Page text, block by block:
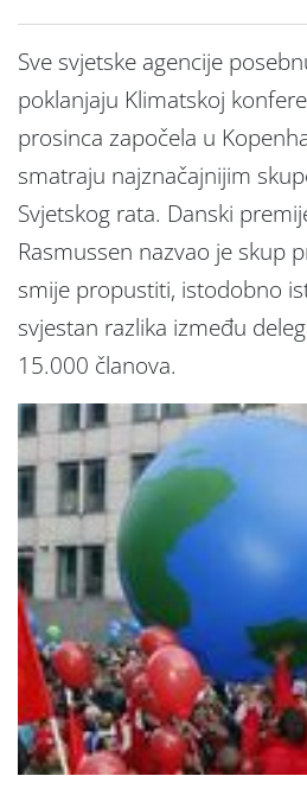
Sve svjetske agencije
poklanjaju Klimatskoj
prosinca započela u
smatraju najznačajnijim
Svjetskog rata. Danski
Rasmussen nazvao je skup
smije propustiti, istodobno
svjestan razlika između
15.000 članova.